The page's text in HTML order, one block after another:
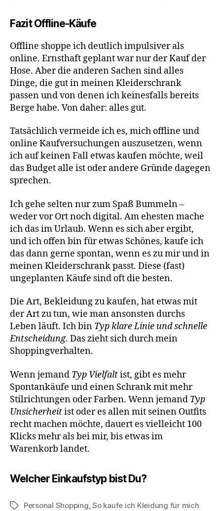
Fazit Offline-Käufe
Offline shoppe ich deutlich impulsiver als
online. Ernsthaft geplant war nur der Kauf der
Hose. Aber die anderen Sachen sind alles
Dinge, die gut in meinen Kleiderschrank
passen und von denen ich keinesfalls bereits
Berge habe. Von daher: alles gut.
Tatsächlich vermeide ich es, mich offline und
online Kaufversuchungen auszusetzen, wenn
ich auf keinen Fall etwas kaufen möchte, weil
das Budget alle ist oder andere Gründe dagegen
sprechen.
Ich gehe selten nur zum Spaß Bummeln –
weder vor Ort noch digital. Am ehesten mache
ich das im Urlaub. Wenn es sich aber ergibt,
und ich offen bin für etwas Schönes, kaufe ich
das dann gerne spontan, wenn es zu mir und in
meinen Kleiderschrank passt. Diese (fast)
ungeplanten Käufe sind oft die besten.
Die Art, Bekleidung zu kaufen, hat etwas mit
der Art zu tun, wie man ansonsten durchs
Leben läuft. Ich bin Typ klare Linie und schnelle
Entscheidung. Das zieht sich durch mein
Shoppingverhalten.
Wenn jemand Typ Vielfaltist, gibt es mehr
Spontankäufe und einen Schrank mit mehr
Stilrichtungen oder Farben. Wenn jemand Typ
Unsicherheitist oder es allen mit seinen Outfits
recht machen möchte, dauert es vielleicht 100
Klicks mehr als bei mir, bis etwas im
Warenkorb landet.
Welcher Einkaufstyp bist Du?
Schlagwörter
Personal Shopping ,So kaufe ich Kleidung für mich